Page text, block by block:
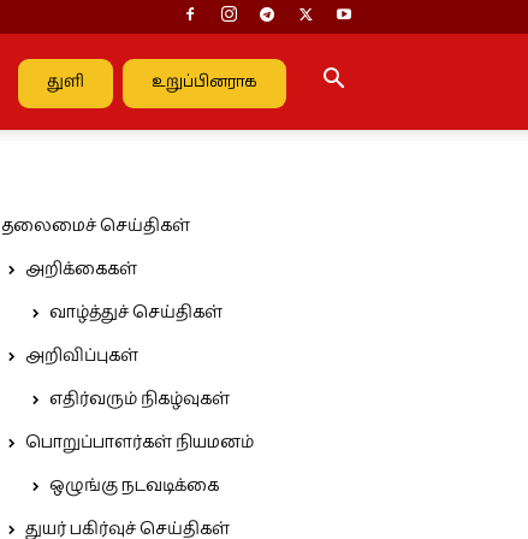
துளி உறுப்பினராக
தலைமைச் செய்திகள்
அறிக்கைகள்
வாழ்த்துச் செய்திகள்
அறிவிப்புகள்
எதிர்வரும் நிகழ்வுகள்
பொறுப்பாளர்கள் நியமனம்
ஒழுங்கு நடவடிக்கை
துயர் பகிர்வுச் செய்திகள்